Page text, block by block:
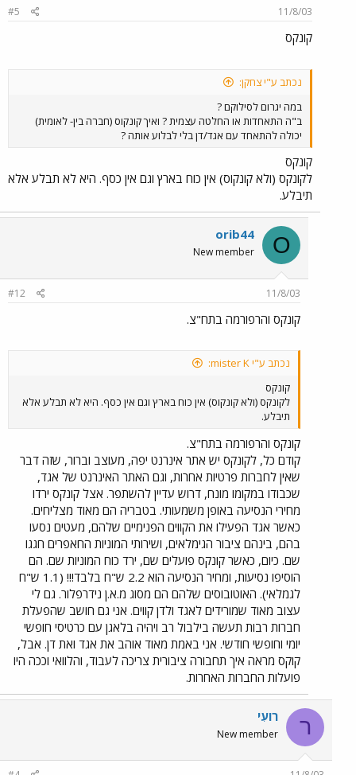
11/8/03
#5
קונקס
נכתב ע"י צחקן:
במה יגרום לסילוקם ?
ב"ה התאחדות או החלטה עצמית ? ואיך קונקוס (חברה בין- לאומית)
יכולה להתאחד עם אגד/דן בלי לבלוע אותה ?
קונקס
לקונקס (ולא קונקוס) אין כוח בארץ וגם אין כסף. היא לא תבלע אלא
תיבלע.
O
orib44
New member
11/8/03
#12
קונקס והרפורמה בתח"צ.
נכתב ע"י mister K:
קונקס
לקונקס (ולא קונקוס) אין כוח בארץ וגם אין כסף. היא לא תבלע אלא
תיבלע.
קונקס והרפורמה בתח"צ.
קודם כל, לקונקס יש אתר אינרנט יפה, מעוצב וברור, שזה דבר
שאין לחברות פרטיות אחרות, וגם האתר האינרנט של אגד,
שכבודו במקומו מונח, דרוש עדיין להשתפר. אצל קונקס ירדו
מחירי הנסיעה באופן משמעותי. בטבריה הם מאוד מצליחים.
כאשר אגד הפעילו את הקווים הפנימיים שלהם, מעטים נסעו
בהם, בינהם ציבור הגימלאים, ושירותי המוניות החאפרים חגגו
שם. כיום, כאשר קונקס פועלים שם, ירד כוח המוניות שם. הם
הוסיפו נסיעות, ומחיר הנסיעה הוא 2.2 ש"ח בלבד!!! (1.1 ש"ח
לגמלאי). האוטובוסים שלהם הם מסוג מ.א.ן נידרפלור. גם לי
עצוב מאוד שמורידים לאגד ולדן קווים. אני גם חושב שהפעלת
חברות רבות תעשה בילבול רב ויהיה בלאגן עם כרטיסי חופשי
יומי וחופשי חודשי. אני באמת מאוד אוהב את אגד ואת דן. אבל,
קוקס מראה איך תחבורה ציבורית צריכה לעבוד, והלוואי וככה היו
פועלות החברות האחרות.
ר רועִי
New member